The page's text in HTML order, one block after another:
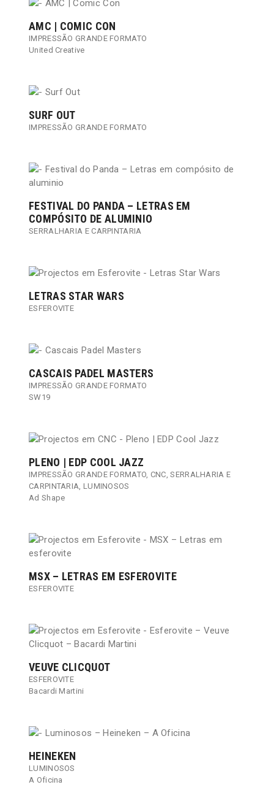
AMC | COMIC CON
IMPRESSÃO GRANDE FORMATO
United Creative
SURF OUT
IMPRESSÃO GRANDE FORMATO
FESTIVAL DO PANDA – LETRAS EM
COMPÓSITO DE ALUMINIO
SERRALHARIA E CARPINTARIA
LETRAS STAR WARS
ESFEROVITE
CASCAIS PADEL MASTERS
IMPRESSÃO GRANDE FORMATO
SW19
PLENO | EDP COOL JAZZ
IMPRESSÃO GRANDE FORMATO, CNC,SERRALHARIA E
CARPINTARIA, LUMINOSOS
Ad Shape
MSX – LETRAS EM ESFEROVITE
ESFEROVITE
VEUVE CLICQUOT
ESFEROVITE
Bacardi Martini​
HEINEKEN
LUMINOSOS
A Oficina